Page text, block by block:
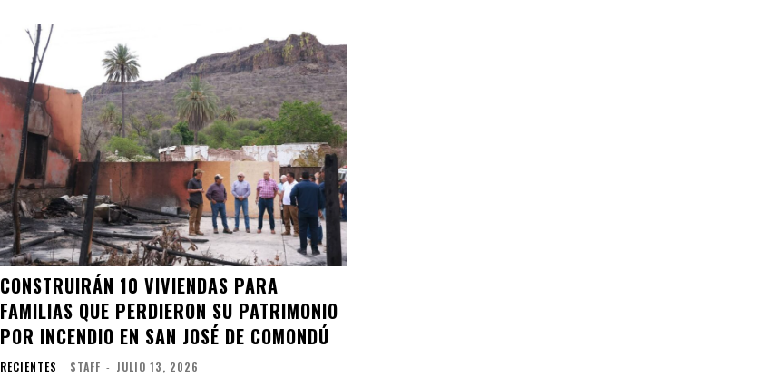
CONSTRUIRÁN 10 VIVIENDAS PARA
FAMILIAS QUE PERDIERON SU PATRIMONIO
POR INCENDIO EN SAN JOSÉ DE COMONDÚ
RECIENTES STAFF - JULIO 13, 2026